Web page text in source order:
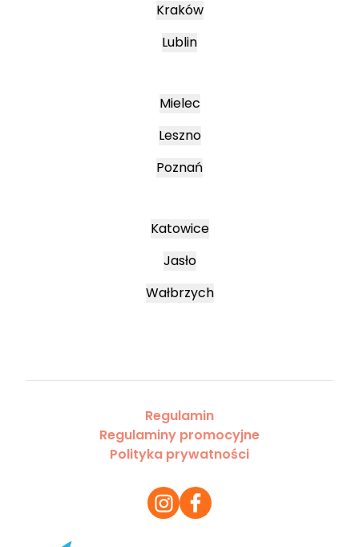
Kraków
Lublin
Mielec
Leszno
Poznań
Katowice
Jasło
Wałbrzych
Regulamin
Regulaminy promocyjne
Polityka prywatności